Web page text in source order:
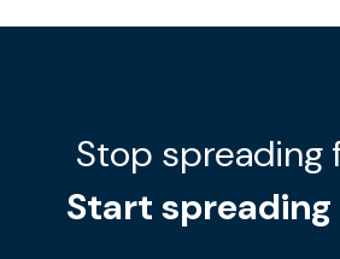
Stop spreading
Start